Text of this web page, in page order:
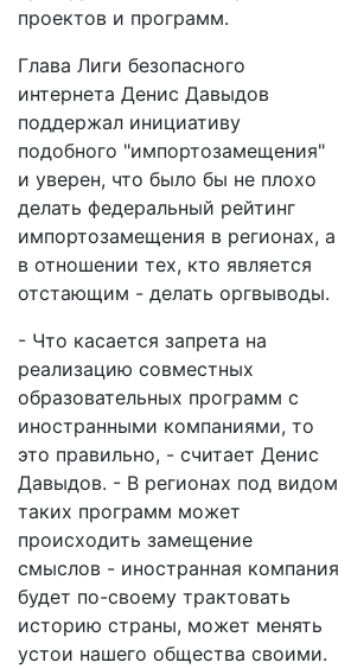
проектов и программ.
Глава Лиги безопасного
интернета Денис Давыдов
поддержал инициативу
подобного "импортозамещения"
и уверен, что было бы не плохо
делать федеральный рейтинг
импортозамещения в регионах, а
в отношении тех, кто является
отстающим - делать оргвыводы.
- Что касается запрета на
реализацию совместных
образовательных программ с
иностранными компаниями, то
это правильно, - считает Денис
Давыдов. - В регионах под видом
таких программ может
происходить замещение
смыслов - иностранная компания
будет по-своему трактовать
историю страны, может менять
устои нашего общества своими.